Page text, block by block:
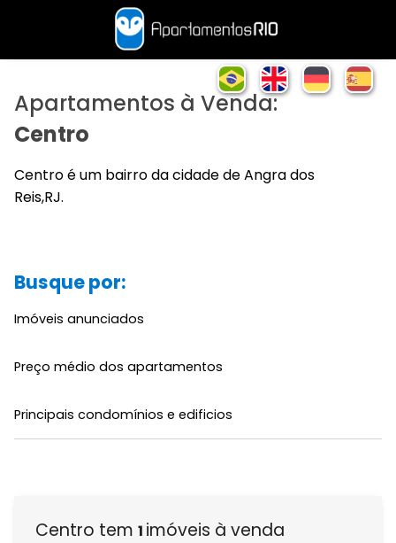
Apartamentos à Venda:
Centro
Centro é um bairro da cidade de Angra dos
Reis,RJ.
Busque por:
Imóveis anunciados
Preço médio dos apartamentos
Principais condomínios e edificios
Centro tem 1 imóveis à venda